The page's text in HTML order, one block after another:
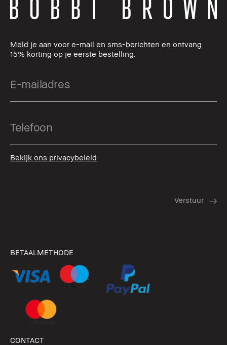
Meld je aan voor e-mail en sms-berichten en ontvang
15% korting op je eerste bestelling.
Bekijk ons privacybeleid
BETAALMETHODE
CONTACT